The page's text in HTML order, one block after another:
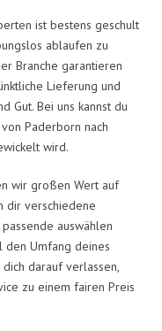
ist bestens geschult
ablaufen zu
Branche garantieren
Lieferung und
Gut. Bei uns kannst du
Paderborn nach
wird.
wir großen Wert auf
dir verschiedene
auswählen
den Umfang deines
dich darauf verlassen,
zu einem fairen Preis